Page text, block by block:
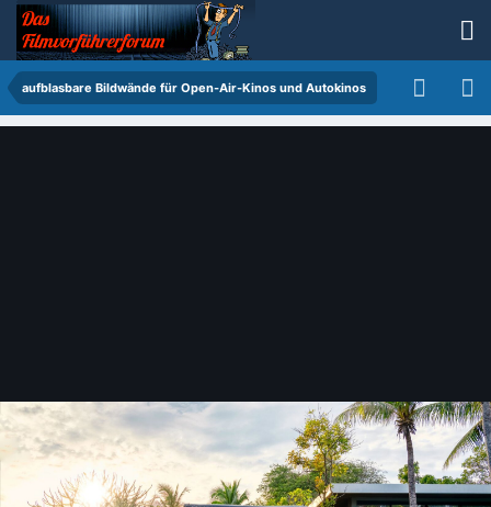
aufblasbare Bildwände für Open-Air-Kinos und Autokinos